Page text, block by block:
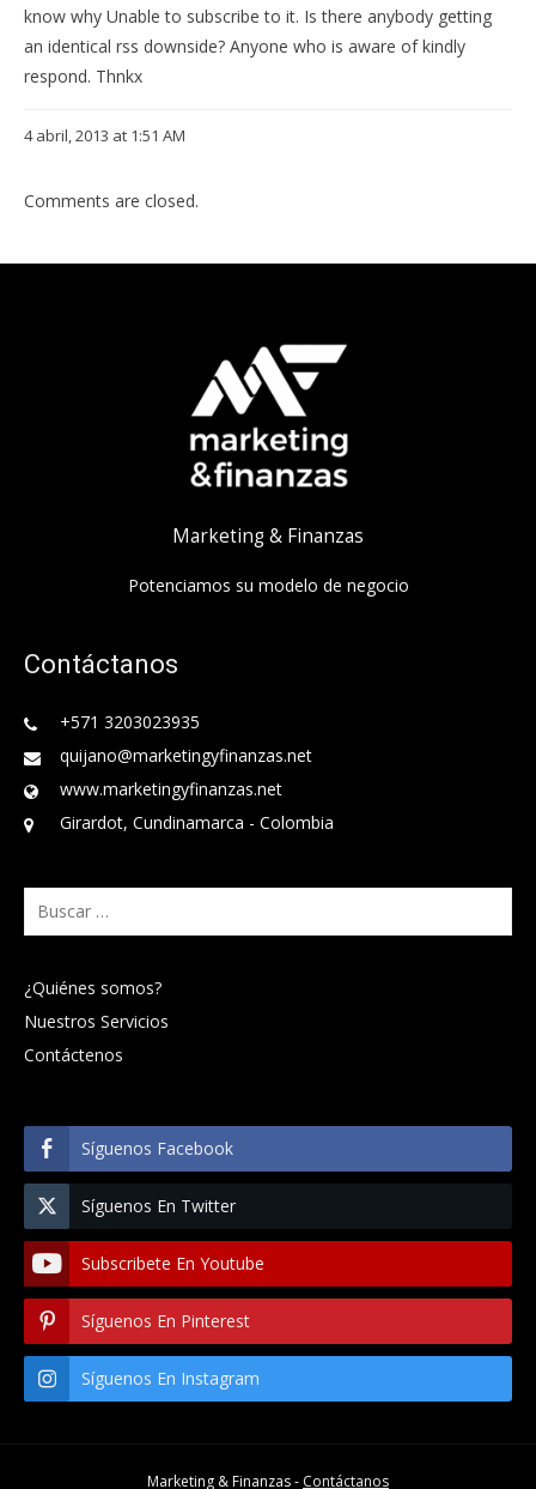
know why Unable to subscribe to it. Is there anybody getting
an identical rss downside? Anyone who is aware of kindly
respond. Thnkx
4 abril, 2013 at 1:51 AM
Comments are closed.
Marketing & Finanzas
Potenciamos su modelo de negocio
Contáctanos
+571 3203023935
quijano@marketingyfinanzas.net
www.marketingyfinanzas.net
Girardot, Cundinamarca - Colombia
Buscar:
¿Quiénes somos?
Nuestros Servicios
Contáctenos
Síguenos Facebook
Síguenos En Twitter
Subscribete En Youtube
Síguenos En Pinterest
Síguenos En Instagram
Marketing & Finanzas - Contáctanos